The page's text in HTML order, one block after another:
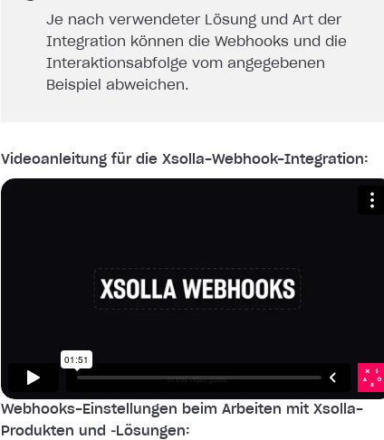
Je nach verwendeter Lösung und Art der
Integration können die Webhooks und die
Interaktionsabfolge vom angegebenen
Beispiel abweichen.
Videoanleitung für die Xsolla-Webhook-Integration:
Webhooks-Einstellungen beim Arbeiten mit Xsolla-
Produkten und ‑Lösungen: